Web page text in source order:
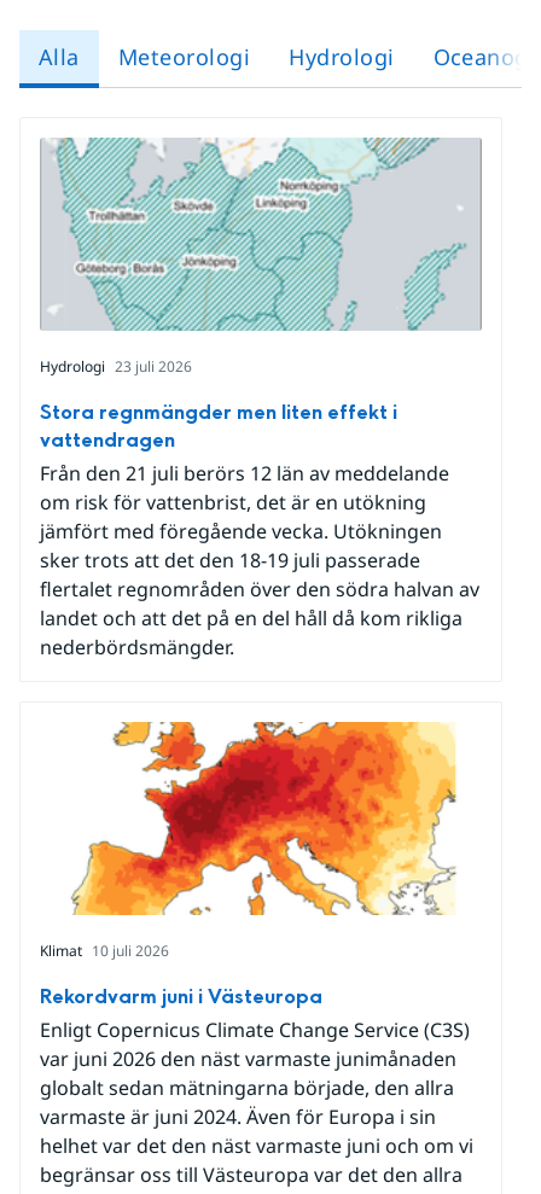
Alla Meteorologi Hydrologi
Hydrologi 23 juli 2026
Stora regnmängder men liten effekt i
vattendragen
Från den 21 juli berörs 12 län av meddelande
om risk för vattenbrist, det är en utökning
jämfört med föregående vecka. Utökningen
sker trots att det den 18-19 juli passerade
flertalet regnområden över den södra halvan av
landet och att det på en del håll då kom rikliga
nederbördsmängder.
Klimat 10 juli 2026
Rekordvarm juni i Västeuropa
Enligt Copernicus Climate Change Service (C3S)
var juni 2026 den näst varmaste junimånaden
globalt sedan mätningarna började, den allra
varmaste är juni 2024. Även för Europa i sin
helhet var det den näst varmaste juni och om vi
begränsar oss till Västeuropa var det den allra